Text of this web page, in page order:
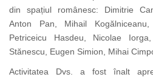
din spațiul românesc: Dimitrie
Anton Pan, Mihail
Petriceicu Hasdeu, Nicolae
Stănescu, Eugen Simion, Mihai
Activitatea Dvs. a fost înalt